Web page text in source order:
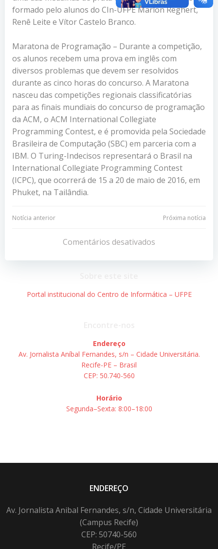
formado pelo alunos do CIn-UFPE Marlon Reghert,
Renê Leite e Vítor Castelo Branco.
Maratona de Programação – Durante a competição,
os alunos recebem uma prova em inglês com
diversos problemas que devem ser resolvidos
durante as cinco horas do concurso. A Maratona
nasceu das competições regionais classificatórias
para as finais mundiais do concurso de programação
da ACM, o ACM International Collegiate
Programming Contest, e é promovida pela Sociedade
Brasileira de Computação (SBC) em parceria com a
IBM. O Turing-Indecisos representará o Brasil na
International Collegiate Programming Contest
(ICPC), que ocorrerá de 15 a 20 de maio de 2016, em
Phuket, na Tailândia.
Navegação
Post
Notícia anterior
Navegação
de
Post
Próxima notícia
Comentários desativados
Portal institucional do Centro de Informática – UFPE
Endereço
Av. Jornalista Aníbal Fernandes, s/n – Cidade Universitária.
Recife-PE – Brasil
CEP: 50.740-560
Horário
Segunda–Sexta: 8:00–18:00
ENDEREÇO
Av. Jornalista Anibal Fernandes, s/n, Cidade Universitária
(Campus Recife)
CEP: 50740-560
Recife/PE